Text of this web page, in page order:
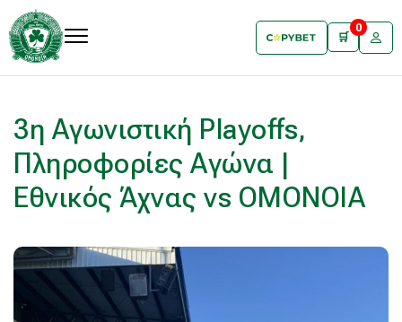
🛒
0
3η Αγωνιστική Playoffs,
Πληροφορίες Αγώνα |
Εθνικός Άχνας vs ΟΜΟΝΟΙΑ